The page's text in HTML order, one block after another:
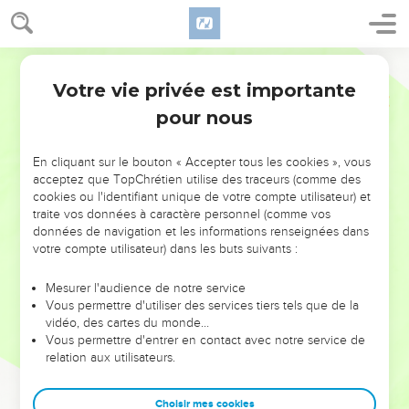
NE MANQUEZ PAS L’ÉVÉNEMENT
DE L’ANNÉE !
ET SI LEURS ERREURS POUVAIENT VOUS ÉVITER LES
VOTRES ?
leur foi ou leur vision. Mais on voit moins les doutes, les erreurs
et les saisons difficiles qu'ils ont traversés, alors même que ce
sont elles qui les ont façonnés.
Dans cette conférence, leaders, entrepreneurs, et responsables
clés pour avancer avec plus de sagesse afin que leurs erreurs
Votre vie privée est importante
pour nous
En cliquant sur le bouton « Accepter tous les cookies », vous
acceptez que TopChrétien utilise des traceurs (comme des
cookies ou l'identifiant unique de votre compte utilisateur) et
traite vos données à caractère personnel (comme vos
données de navigation et les informations renseignées dans
votre compte utilisateur) dans les buts suivants :
Mesurer l'audience de notre service
Vous permettre d'utiliser des services tiers tels que de la
vidéo, des cartes du monde…
Vous permettre d'entrer en contact avec notre service de
relation aux utilisateurs.
Choisir mes cookies